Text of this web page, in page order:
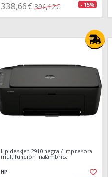
338,66€ 396,12€ - 15%
Hp deskjet 2910 negra / impresora
multifunción inalámbrica
HP